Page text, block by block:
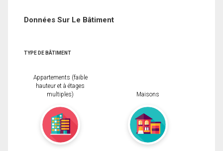
Données Sur Le Bâtiment
TYPE DE BÂTIMENT
Appartements (faible
hauteur et à étages
multiples)
Maisons